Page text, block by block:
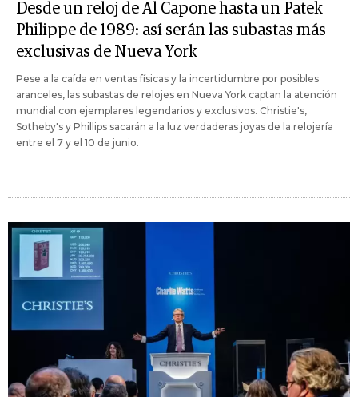
Desde un reloj de Al Capone hasta un Patek
Philippe de 1989: así serán las subastas más
exclusivas de Nueva York
Pese a la caída en ventas físicas y la incertidumbre por posibles
aranceles, las subastas de relojes en Nueva York captan la atención
mundial con ejemplares legendarios y exclusivos. Christie's,
Sotheby's y Phillips sacarán a la luz verdaderas joyas de la relojería
entre el 7 y el 10 de junio.